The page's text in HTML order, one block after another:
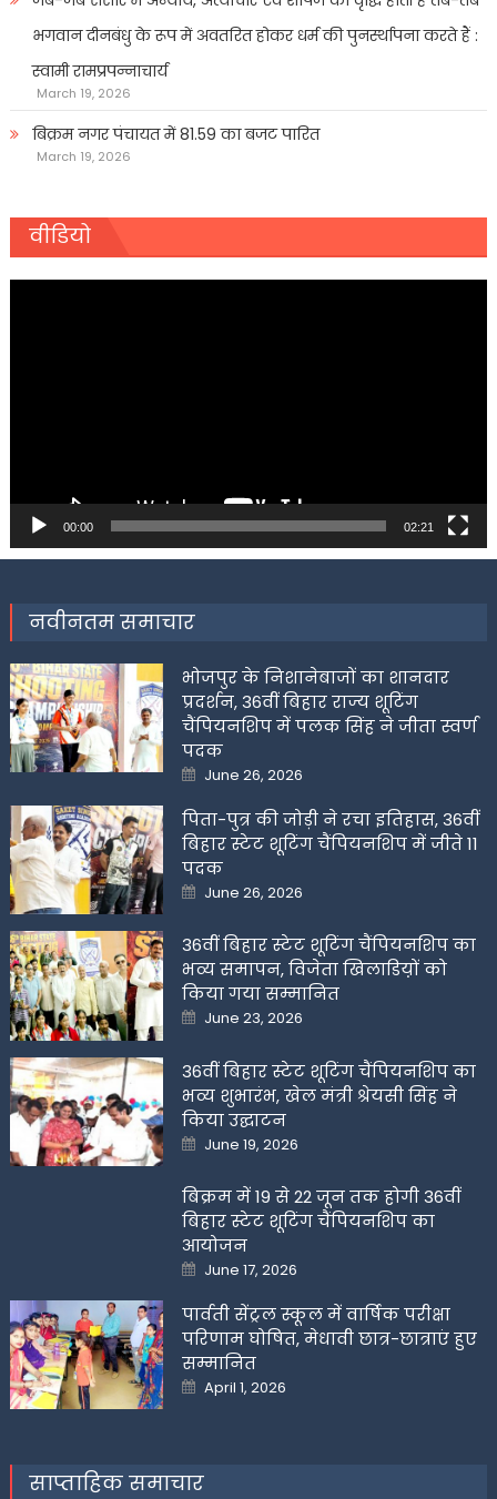
भगवान दीनबंधु के रूप में अवतरित होकर धर्म की पुनर्स्थापना करते हैं :
स्वामी रामप्रपन्नाचार्य
March 19, 2026
बिक्रम नगर पंचायत में 81.59 का बजट पारित
March 19, 2026
वीडियो
00:00 02:21
नवीनतम समाचार
भोजपुर के निशानेबाजों का शानदार
प्रदर्शन, 36वीं बिहार राज्य शूटिंग
चैंपियनशिप में पलक सिंह ने जीता स्वर्ण
पदक
Posted
on
June 26, 2026
पिता-पुत्र की जोड़ी ने रचा इतिहास, 36वीं
बिहार स्टेट शूटिंग चैंपियनशिप में जीते 11
पदक
Posted
on
June 26, 2026
36वीं बिहार स्टेट शूटिंग चैंपियनशिप का
भव्य समापन, विजेता खिलाडिय़ों को
किया गया सम्मानित
Posted
on
June 23, 2026
36वीं बिहार स्टेट शूटिंग चैंपियनशिप का
भव्य शुभारंभ, खेल मंत्री श्रेयसी सिंह ने
किया उद्घाटन
Posted
on
June 19, 2026
बिक्रम में 19 से 22 जून तक होगी 36वीं
बिहार स्टेट शूटिंग चैंपियनशिप का
आयोजन
Posted
on
June 17, 2026
पार्वती सेंट्रल स्कूल में वार्षिक परीक्षा
परिणाम घोषित, मेधावी छात्र-छात्राएं हुए
सम्मानित
Posted
on
April 1, 2026
साप्ताहिक समाचार